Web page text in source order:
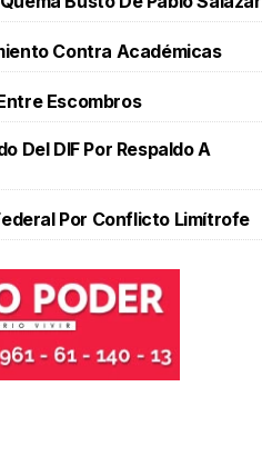
Contra Académicas
Escombros
Del DIF Por Respaldo A
Por Conflicto Limítrofe